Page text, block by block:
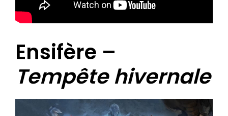
Ensifère –
Tempête hivernale